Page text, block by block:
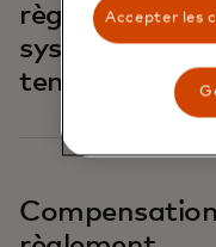
règlement
systèmes de
temps réel
Accepter les